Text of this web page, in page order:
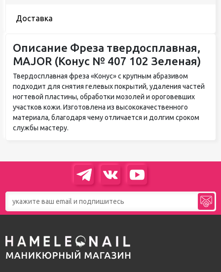
Доставка
Описание Фреза твердосплавная,
MAJOR (Конус № 407 102 Зеленая)
Твердосплавная фреза «Конус» с крупным абразивом
подходит для снятия гелевых покрытий, удаления частей
ногтевой пластины, обработки мозолей и ороговевших
участков кожи. Изготовлена из высококачественного
материала, благодаря чему отличается и долгим сроком
службы мастеру.